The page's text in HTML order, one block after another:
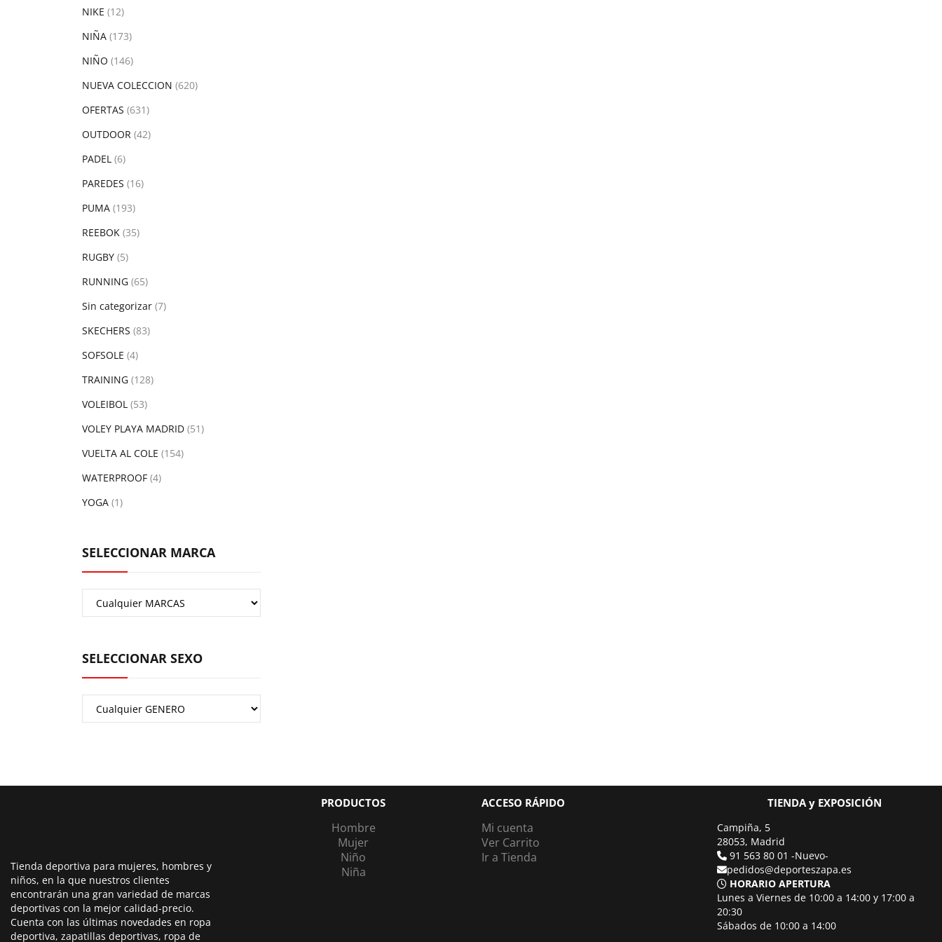
NIKE (12)
NIÑA (173)
NIÑO (146)
NUEVA COLECCION (620)
OFERTAS (631)
OUTDOOR (42)
PADEL (6)
PAREDES (16)
PUMA (193)
REEBOK (35)
RUGBY (5)
RUNNING (65)
Sin categorizar (7)
SKECHERS (83)
SOFSOLE (4)
TRAINING (128)
VOLEIBOL (53)
VOLEY PLAYA MADRID (51)
VUELTA AL COLE (154)
WATERPROOF (4)
YOGA (1)
SELECCIONAR MARCA
SELECCIONAR SEXO
Tienda deportiva para mujeres, hombres y
niños, en la que nuestros clientes
encontrarán una gran variedad de marcas
deportivas con la mejor calidad-precio.
Cuenta con las últimas novedades en ropa
deportiva, zapatillas deportivas, ropa de
PRODUCTOS
Hombre
Mujer
Niño
Niña
ACCESO RÁPIDO
Mi cuenta
Ver Carrito
Ir a Tienda
TIENDA y EXPOSICIÓN
Campiña, 5
28053, Madrid
91 563 80 01 -Nuevo-
pedidos@deporteszapa.es
HORARIO APERTURA
Lunes a Viernes de 10:00 a 14:00 y 17:00 a
20:30
Sábados de 10:00 a 14:00